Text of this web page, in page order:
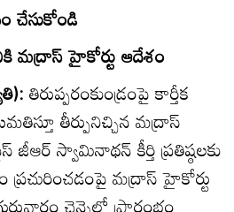
చేసుకోండి
మద్రాస్‌ హైకోర్టు ఆదేశం
తిరుప్పరంకుండ్రంపై కార్తీక
తీర్పునిచ్చిన మద్రాస్‌
జీఆర్‌ స్వామినాథన్‌ కీర్తి ప్రతిష్ఠలకు
ప్రచురించడంపై మద్రాస్‌ హైకోర్టు